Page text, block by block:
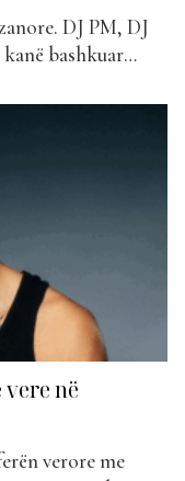
DJ PM, DJ
bashkuar
gjatë
kombinim të
të...
në
verore me